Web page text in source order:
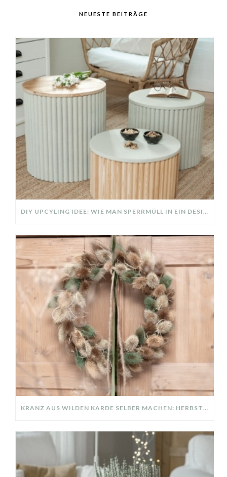
NEUESTE BEITRÄGE
DIY UPCYLING IDEE: WIE MAN SPERRMÜLL IN EIN DESIGNER TEIL VERWANDELT
KRANZ AUS WILDEN KARDE SELBER MACHEN: HERBSTDEKO GANZ EINFACH